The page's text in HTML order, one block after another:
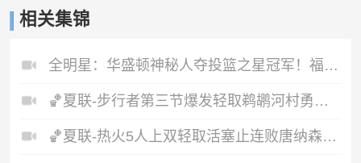
相关集锦
全明星：华盛顿神秘人夺投篮之星冠军！福德夺得三分大赛冠军！
🏀夏联-步行者第三节爆发轻取鹈鹕河村勇辉5+5+12斯劳森22分
🏀夏联-热火5人上双轻取活塞止连败唐纳森20+8+10奥科里27分